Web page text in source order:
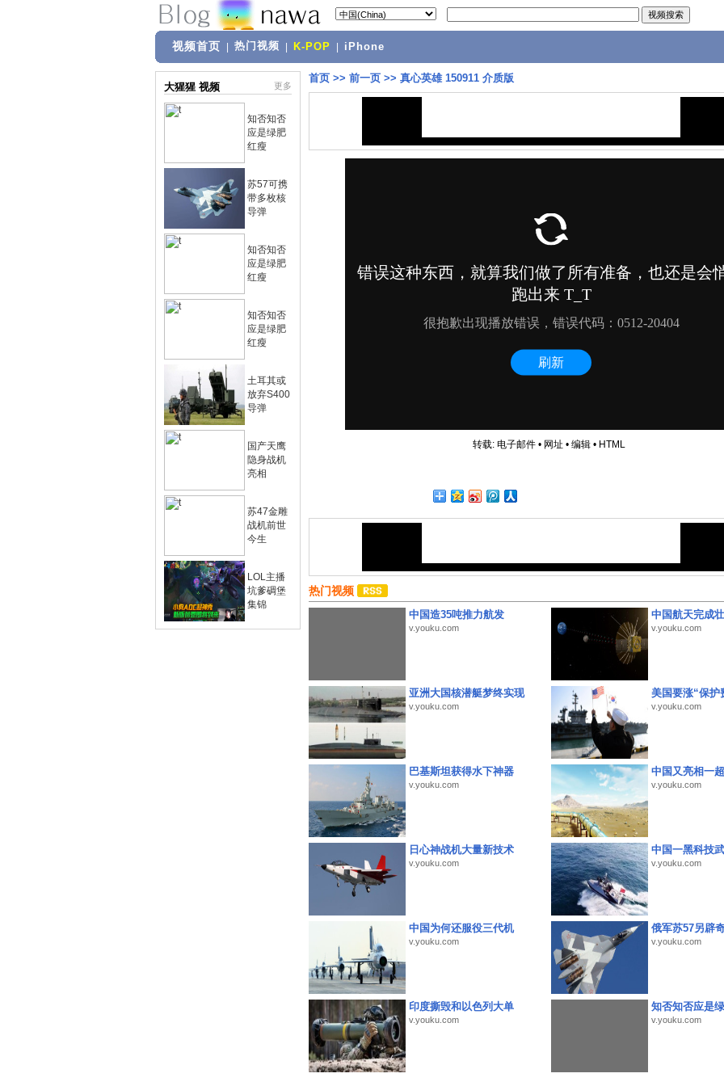
视频首页 热门视频 K-POP iPhone
大猩猩 视频 更多
知否知否
应是绿肥
红瘦
苏57可携
带多枚核
导弹
知否知否
应是绿肥
红瘦
知否知否
应是绿肥
红瘦
土耳其或
放弃S400
导弹
国产天鹰
隐身战机
亮相
苏47金雕
战机前世
今生
LOL主播
坑爹碉堡
集锦
首页 >> 前一页 >> 真心英雄 150911 介质版
转载: 电子邮件• 网址 • 编辑• HTML
热门视频
中国造35吨推力航发
v.youku.com
中国航天完成
v.youku.com
亚洲大国核潜艇梦终实现
v.youku.com
美国要涨“保护
v.youku.com
巴基斯坦获得水下神器
v.youku.com
中国又亮相一
v.youku.com
日心神战机大量新技术
v.youku.com
中国一黑科技
v.youku.com
中国为何还服役三代机
v.youku.com
俄军苏57另辟
v.youku.com
印度撕毁和以色列大单
v.youku.com
知否知否应是
v.youku.com